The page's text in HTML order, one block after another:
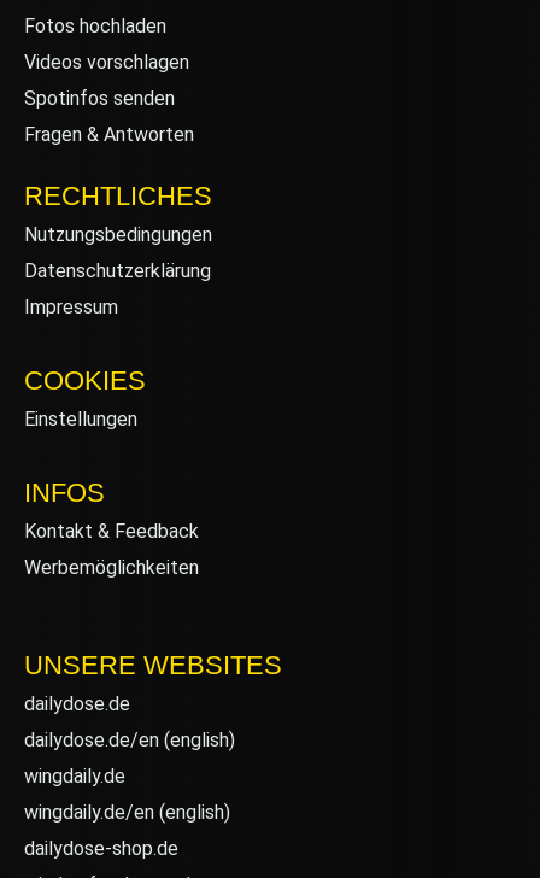
Fotos hochladen
Videos vorschlagen
Spotinfos senden
Fragen & Antworten
RECHTLICHES
Nutzungsbedingungen
Datenschutzerklärung
Impressum
COOKIES
Einstellungen
INFOS
Kontakt & Feedback
Werbemöglichkeiten
UNSERE WEBSITES
dailydose.de
dailydose.de/en (english)
wingdaily.de
wingdaily.de/en (english)
dailydose-shop.de